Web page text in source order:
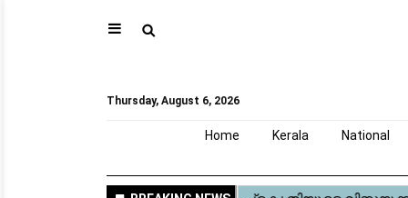
⚲
Thursday, August 6, 2026
Home Kerala National